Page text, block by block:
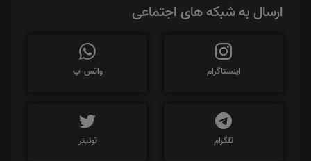
ارسال به شبکه های اجتماعی
اینستاگرام واتس اپ
تلگرام توئیتر